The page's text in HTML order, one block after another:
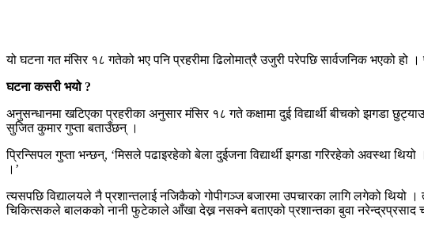
यो घटना गत मंसिर १८ गतेको भए पनि प्रहरीमा ढिलोमात्रै उजुरी परेपछि सार्वजनिक भएको हो
घटना कसरी भयो ?
अनुसन्धानमा खटिएका प्रहरीका अनुसार मंसिर १८ गते कक्षामा दुई विद्यार्थी बीचको झगडा
सुजित कुमार गुप्ता बताउँछन् ।
प्रिन्सिपल गुप्ता भन्छन्, ‘मिसले पढाइरहेको बेला दुईजना विद्यार्थी झगडा गरिरहेको अवस्था
।’
त्यसपछि विद्यालयले नै प्रशान्तलाई नजिकैको गोपीगञ्ज बजारमा उपचारका लागि लगेको
चिकित्सकले बालकको नानी फुटेकाले आँखा देख्न नसक्ने बताएको प्रशान्तका बुवा नरेन्द्रप्रसाद